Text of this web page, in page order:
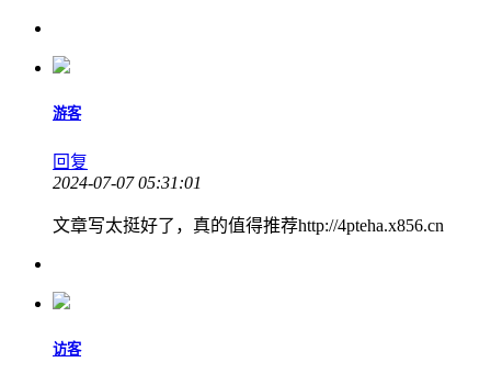
游客
回复
2024-07-07 05:31:01
文章写太挺好了，真的值得推荐http://4pteha.x856.cn
访客